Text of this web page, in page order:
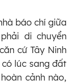
báo chí giữa
di chuyển
cứ Tây Ninh
lúc sang đất
cảnh nào,